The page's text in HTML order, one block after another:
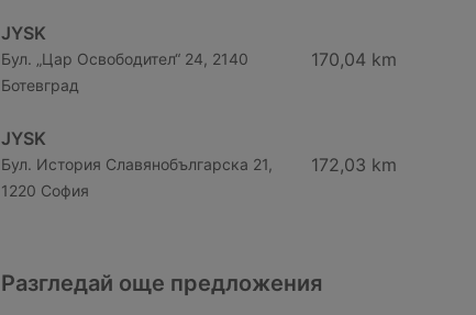
JYSK
Бул. „Цар Освободител“ 24, 2140
Ботевград
170,04 km
JYSK
Бул. История Славянобългарска 21,
1220 София
172,03 km
Разгледай още предложения